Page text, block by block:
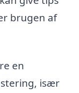
brugen af
en
især